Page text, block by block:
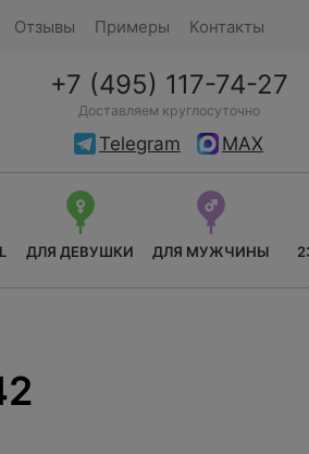
Отзывы Примеры Контакты
+7 (495) 117-74-27
Доставляем круглосуточно
Telegram MAX
ДЛЯ ДЕВУШКИ ДЛЯ МУЖЧИНЫ